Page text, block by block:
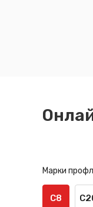
Марки
С8